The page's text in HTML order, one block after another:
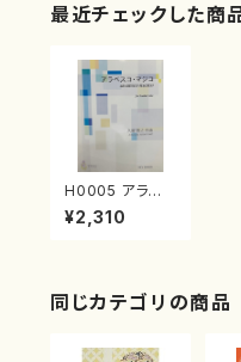
最近チェックした商
H0005 アラベ
スコ・マジコ（ギ
ター/久留智之/
¥2,310
同じカテゴリの商品